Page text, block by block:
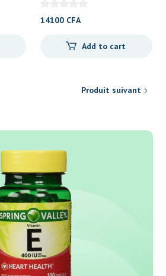
14100 CFA
Add to cart
Produit suivant